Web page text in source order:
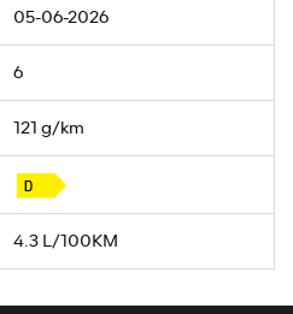
05-06-2026
6
121 g/km
4.3 L/100KM